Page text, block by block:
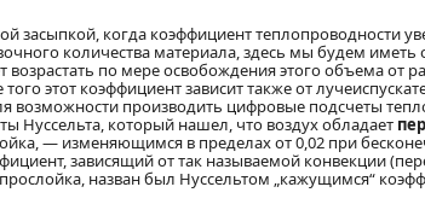
засыпкой, когда коэффициент теплопроводности
количества материала, здесь мы будем иметь
по мере освобождения этого объема от
этот коэффициент зависит также от
производить цифровые подсчеты
Нуссельта, который нашел, что воздух обладает
— изменяющимся в пределах от 0,02 при
зависящий от так называемой конвекции
назван был Нуссельтом „кажущимся“